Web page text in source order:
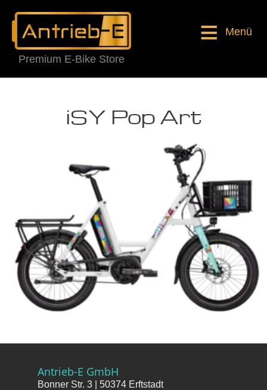
Premium E-Bike Store
Menü
iSY Pop Art
Antrieb-E GmbH
Bonner Str. 3 | 50374 Erftstadt